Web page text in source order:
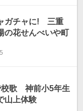
ガチャに! 三重
花せんべいや町
校歌 神前小5年生
山上体験